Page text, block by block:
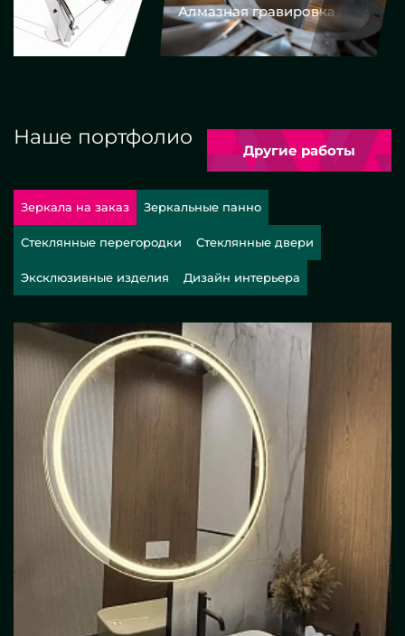
Алмазная гравировка
Наше портфолио
Другие работы
Зеркала на заказ Зеркальные панно
Стеклянные перегородки Стеклянные двери
Эксклюзивные изделия Дизайн интерьера